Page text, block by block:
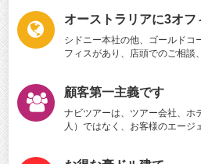
オーストラリアに3オフ
シドニー本社の他、ゴールドコ
フィスがあり、店頭でのご相談
顧客第一主義です
ナビツアーは、ツアー会社、ホ
人）ではなく、お客様のエージ